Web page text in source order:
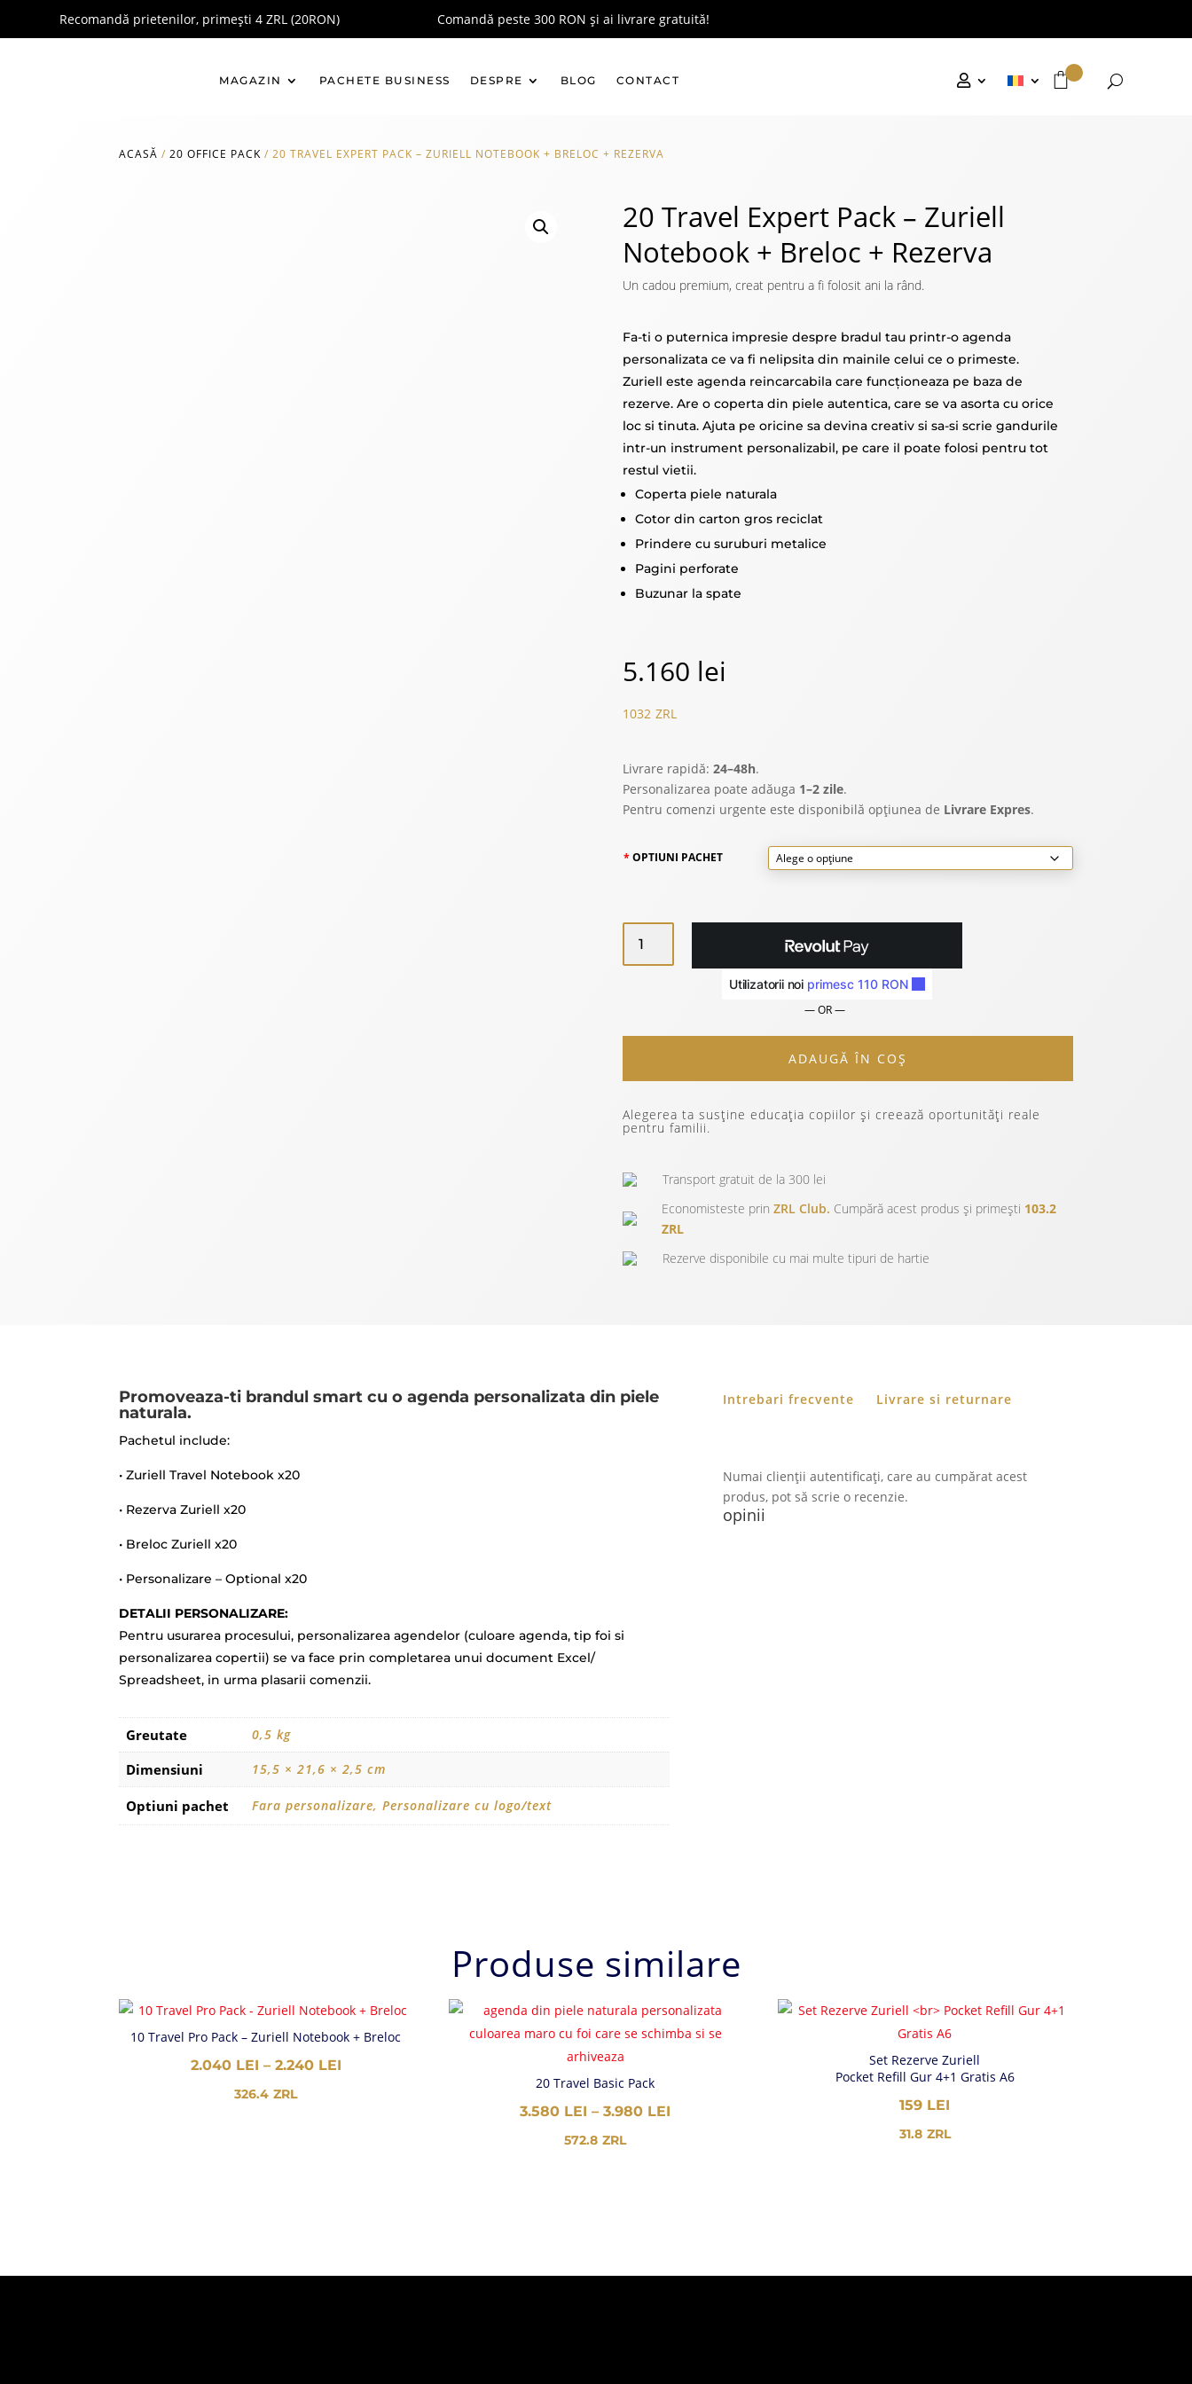
Recomandă prietenilor, primești 4 ZRL (20RON) Comandă peste 300 RON și ai livrare gratuită!
MAGAZIN PACHETE BUSINESS DESPRE BLOG CONTACT
ACASĂ /20 OFFICE PACK /20 TRAVEL EXPERT PACK – ZURIELL NOTEBOOK + BRELOC + REZERVA
20 Travel Expert Pack – Zuriell
Notebook + Breloc + Rezerva
Un cadou premium, creat pentru a fi folosit ani la rând.
Fa-ti o puternica impresie despre bradul tau printr-o agenda
personalizata ce va fi nelipsita din mainile celui ce o primeste.
Zuriell este agenda reincarcabila care funcționeaza pe baza de
rezerve. Are o coperta din piele autentica, care se va asorta cu orice
loc si tinuta. Ajuta pe oricine sa devina creativ si sa-si scrie gandurile
intr-un instrument personalizabil, pe care il poate folosi pentru tot
restul vietii.
Coperta piele naturala
Cotor din carton gros reciclat
Prindere cu suruburi metalice
Pagini perforate
Buzunar la spate
5.160 lei
1032 ZRL
Livrare rapidă: 24–48h.
Personalizarea poate adăuga 1–2 zile.
Pentru comenzi urgente este disponibilă opțiunea de Livrare Expres.
OPTIUNI PACHET
-
BRELOC
+
— OR —
ADAUGĂ ÎN COȘ
Alegerea ta susține educația copiilor și creează oportunități reale
pentru familii.
Transport gratuit de la 300 lei
Economisteste prin ZRL Club. Cumpără acest produs și primești 103.2
ZRL
Rezerve disponibile cu mai multe tipuri de hartie
Promoveaza-ti brandul smart cu o agenda personalizata din piele
naturala.
Pachetul include:
• Zuriell Travel Notebook x20
• Rezerva Zuriell x20
• Breloc Zuriell x20
• Personalizare – Optional x20
DETALII PERSONALIZARE:
Pentru usurarea procesului, personalizarea agendelor (culoare agenda, tip foi si
personalizarea copertii) se va face prin completarea unui document Excel/
Spreadsheet, in urma plasarii comenzii.
Greutate 0,5 kg
Dimensiuni 15,5 × 21,6 × 2,5 cm
Optiuni pachet Fara personalizare, Personalizare cu logo/text
Intrebari frecvente Livrare si returnare
opinii
Numai clienții autentificați, care au cumpărat acest
produs, pot să scrie o recenzie.
Produse similare
10 Travel Pro Pack – Zuriell Notebook + Breloc
2.040 LEI – 2.240 LEIINTERVAL
326.4 ZRL
20 Travel Basic Pack
3.580 LEI – 3.980 LEI
3.980 LEI
572.8 ZRL
Set Rezerve Zuriell
Pocket Refill Gur 4+1 Gratis A6
159 LEI
31.8 ZRL